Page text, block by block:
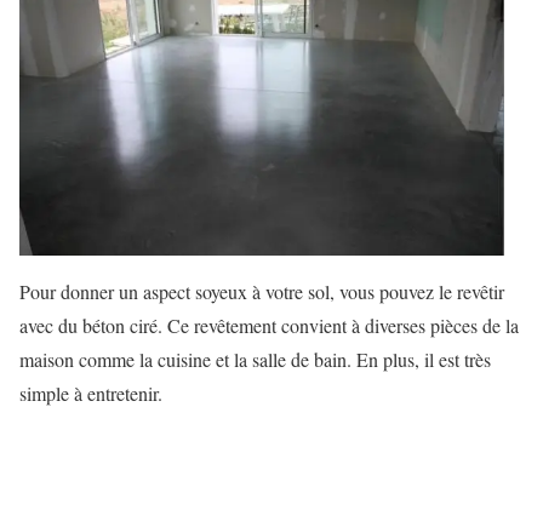
Pour donner un aspect soyeux à votre sol, vous pouvez le revêtir
avec du béton ciré. Ce revêtement convient à diverses pièces de la
maison comme la cuisine et la salle de bain. En plus, il est très
simple à entretenir.